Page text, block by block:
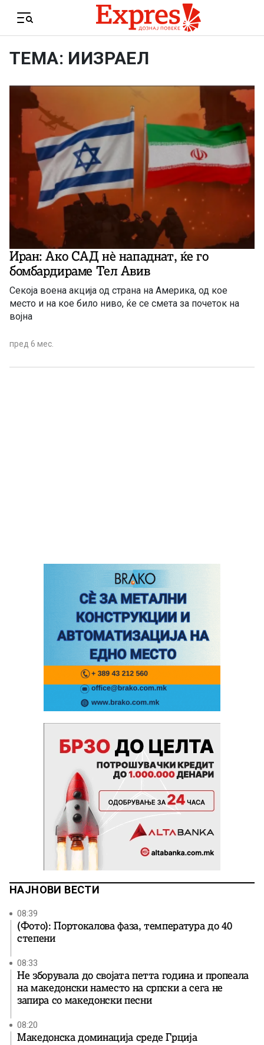
Menu
ТЕМА: ИИЗРАЕЛ
Иран: Ако САД нè нападнат, ќе го
бомбардираме Тел Авив
Секоја воена акција од страна на Америка, од кое
место и на кое било ниво, ќе се смета за почеток на
војна
пред 6 мес.
НАЈНОВИ ВЕСТИ
08:39
(Фото): Портокалова фаза, температура до 40
степени
08:33
Не зборувала до својата петта година и пропеала
на македонски наместо на српски а сега не
запира со македонски песни
08:20
Македонска доминација среде Грција